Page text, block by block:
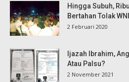
Hingga Subuh,
Bertahan Tolak
2 Februari 2020
Ijazah Ibrahim,
Atau Palsu?
2 November 2021